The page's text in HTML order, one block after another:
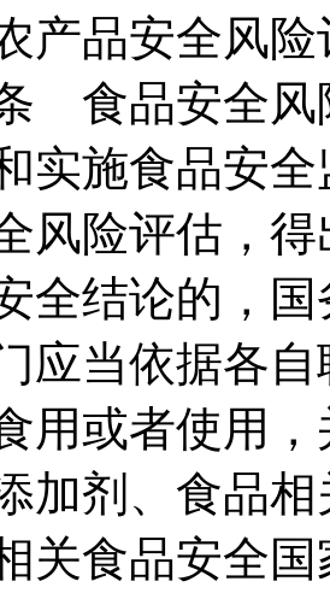
产品安全风
食品安全风
实施食品安
风险评估，
全结论的，
应当依据各
用或者使用
加剂、食品
关食品安全